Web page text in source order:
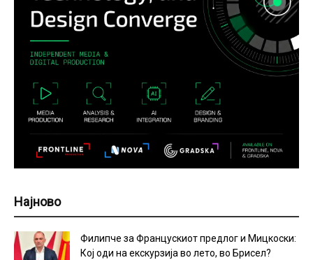
Најново
Филипче за Францускиот предлог и Мицкоски:
Кој оди на екскурзија во лето, во Брисел?